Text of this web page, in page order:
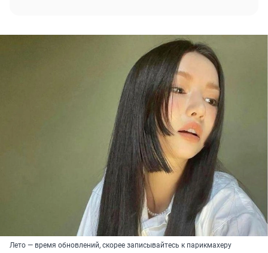
Лето — время обновлений, скорее записывайтесь к парикмахеру